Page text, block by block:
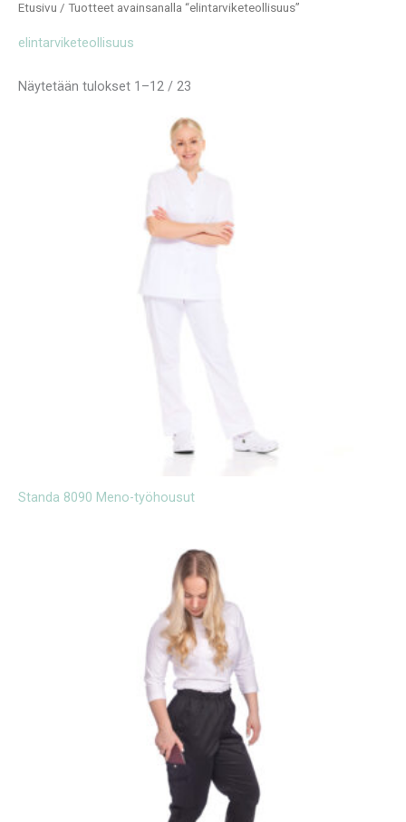
Etusivu / Tuotteet avainsanalla “elintarviketeollisuus”
elintarviketeollisuus
Näytetään tulokset 1–12 / 23
Standa 8090 Meno-työhousut